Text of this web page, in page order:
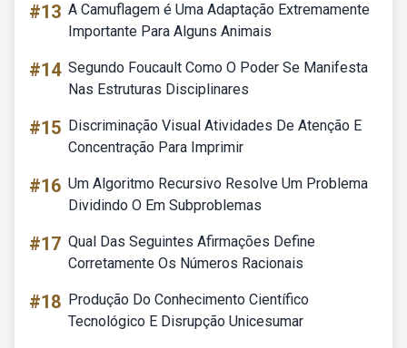
#13 A Camuflagem é Uma Adaptação Extremamente
Importante Para Alguns Animais
#14 Segundo Foucault Como O Poder Se Manifesta
Nas Estruturas Disciplinares
#15 Discriminação Visual Atividades De Atenção E
Concentração Para Imprimir
#16 Um Algoritmo Recursivo Resolve Um Problema
Dividindo O Em Subproblemas
#17 Qual Das Seguintes Afirmações Define
Corretamente Os Números Racionais
#18 Produção Do Conhecimento Científico
Tecnológico E Disrupção Unicesumar